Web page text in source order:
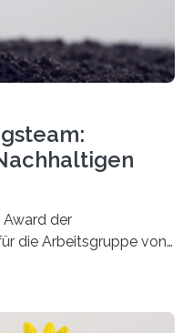
der
die Arbeitsgruppe von
Insekten spielen eine
der Landwirtschaft